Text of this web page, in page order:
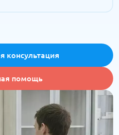
консультация
помощь